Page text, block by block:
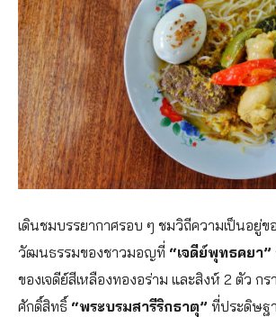
เดินชมบรรยากาศรอบ ๆ ชมวิถีความเป็นอยู่
วัฒนธรรมของชาวมอญที่ “เจดีย์พุทธคยา”
ของเจดีย์สีเหลืองทองอร่าม และสิงห์ 2 ตัว กร
ศักดิ์สิทธิ์ “พระบรมสารีริกธาตุ” ที่ประดิษฐ